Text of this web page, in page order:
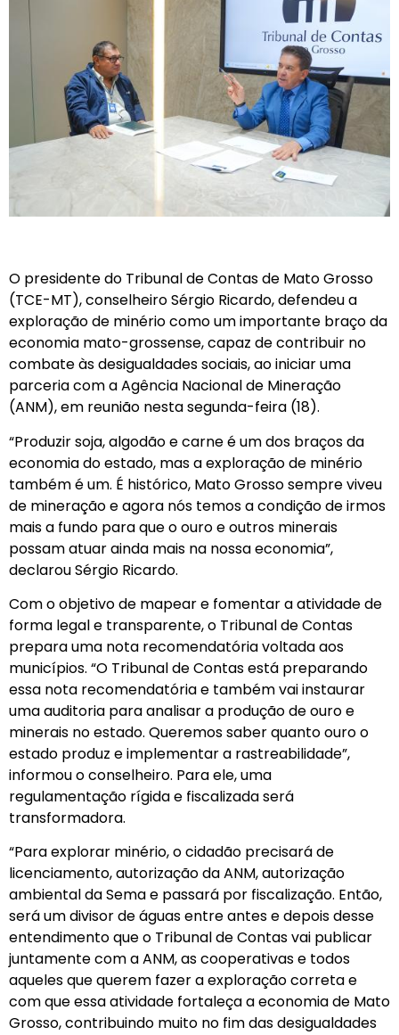
O presidente do Tribunal de Contas de Mato Grosso
(TCE-MT), conselheiro Sérgio Ricardo, defendeu a
exploração de minério como um importante braço da
economia mato-grossense, capaz de contribuir no
combate às desigualdades sociais, ao iniciar uma
parceria com a Agência Nacional de Mineração
(ANM), em reunião nesta segunda-feira (18).
“Produzir soja, algodão e carne é um dos braços da
economia do estado, mas a exploração de minério
também é um. É histórico, Mato Grosso sempre viveu
de mineração e agora nós temos a condição de irmos
mais a fundo para que o ouro e outros minerais
possam atuar ainda mais na nossa economia”,
declarou Sérgio Ricardo.
Com o objetivo de mapear e fomentar a atividade de
forma legal e transparente, o Tribunal de Contas
prepara uma nota recomendatória voltada aos
municípios. “O Tribunal de Contas está preparando
essa nota recomendatória e também vai instaurar
uma auditoria para analisar a produção de ouro e
minerais no estado. Queremos saber quanto ouro o
estado produz e implementar a rastreabilidade”,
informou o conselheiro. Para ele, uma
regulamentação rígida e fiscalizada será
transformadora.
“Para explorar minério, o cidadão precisará de
licenciamento, autorização da ANM, autorização
ambiental da Sema e passará por fiscalização. Então,
será um divisor de águas entre antes e depois desse
entendimento que o Tribunal de Contas vai publicar
juntamente com a ANM, as cooperativas e todos
aqueles que querem fazer a exploração correta e
com que essa atividade fortaleça a economia de Mato
Grosso, contribuindo muito no fim das desigualdades